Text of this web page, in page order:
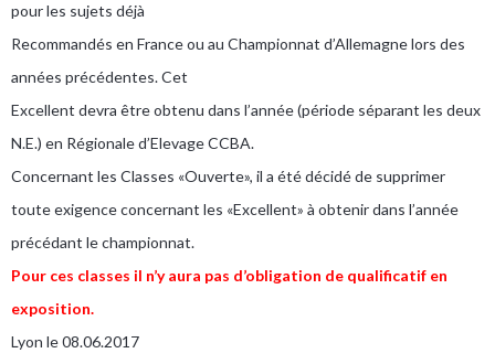
pour les sujets déjà
Recommandés en France ou au Championnat d’Allemagne lors des
années précédentes. Cet
Excellent devra être obtenu dans l’année (période séparant les deux
N.E.) en Régionale d’Elevage CCBA.
Concernant les Classes «Ouverte», il a été décidé de supprimer
toute exigence concernant les «Excellent» à obtenir dans l’année
précédant le championnat.
Pour ces classes il n’y aura pas d’obligation de qualificatif en
exposition.
Lyon le 08.06.2017